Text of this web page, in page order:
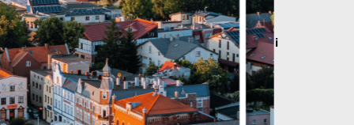
20 - 08 - 2026
Teatralne lato - Zdrowo i
kolorowo